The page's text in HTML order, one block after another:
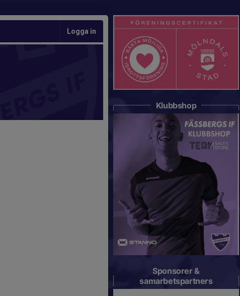
Logga in
Klubbshop
Sponsorer &
samarbetspartners